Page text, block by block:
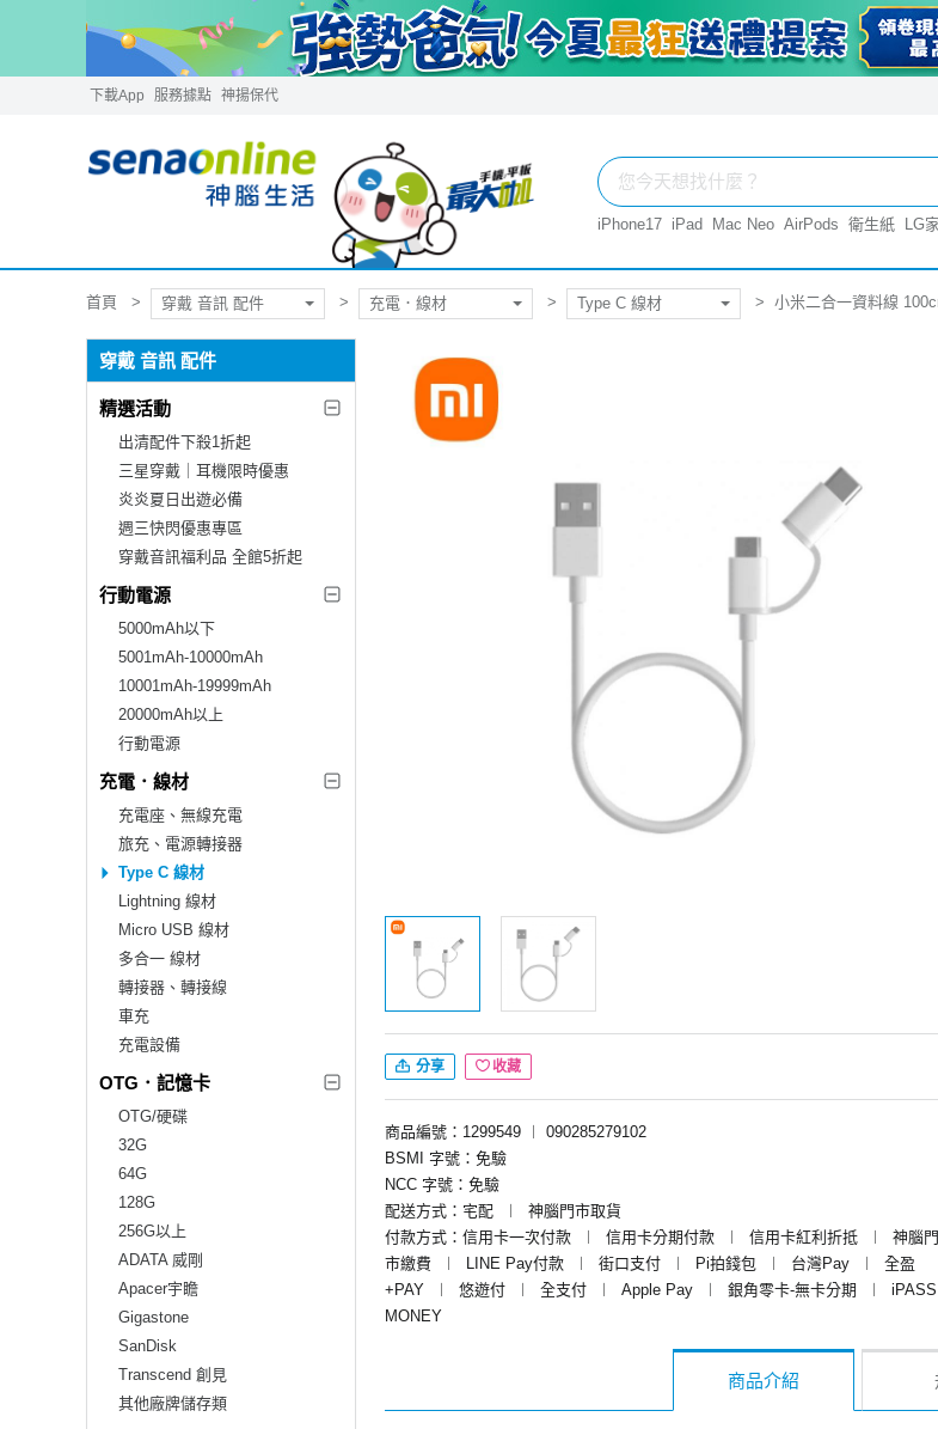
下載App 服務據點 神揚保代
iPhone17 iPad Mac Neo AirPods 衛生紙 LG
首頁 穿戴 音訊 配件 充電．線材 Type C 線材 小米二合一資料線
穿戴 音訊 配件
精選活動
出清配件下殺1折起
三星穿戴｜耳機限時優惠
炎炎夏日出遊必備
週三快閃優惠專區
穿戴音訊福利品 全館5折起
行動電源
5000mAh以下
5001mAh-10000mAh
10001mAh-19999mAh
20000mAh以上
行動電源
充電．線材
充電座、無線充電
旅充、電源轉接器
Type C 線材
Lightning 線材
Micro USB 線材
多合一 線材
轉接器、轉接線
車充
充電設備
OTG．記憶卡
OTG/硬碟
32G
64G
128G
256G以上
ADATA 威剛
Apacer宇瞻
Gigastone
SanDisk
Transcend 創見
其他廠牌儲存類
分享 收藏
商品編號：1299549 ︱
090285279102
BSMI 字號：免驗
NCC 字號：免驗
配送方式：宅配
︱
神腦門市取貨
付款方式：信用卡一次付款
︱ 信用卡分期付款 ︱ 信用卡紅利折抵 ︱
神腦門
市繳費
︱ LINE Pay付款 ︱ 街口支付 ︱ Pi拍錢包 ︱ 台灣Pay ︱
全盈
+PAY
︱ 悠遊付 ︱ 全支付 ︱ Apple Pay ︱ 銀角零卡-無卡分期 ︱
iPASS
MONEY
商品介紹